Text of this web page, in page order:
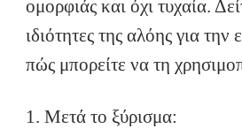
ομορφιάς και όχι τυχαία.
ιδιότητες της αλόης για την
πώς μπορείτε να τη
1. Μετά το ξύρισμα: